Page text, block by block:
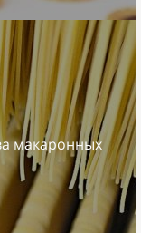
макаронных